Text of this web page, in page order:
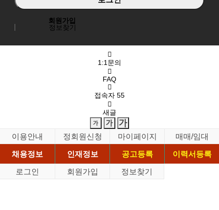
회원가입
정보찾기
1:1문의
FAQ
접속자 55
새글
이용안내 정회원신청 마이페이지
매매/임대
채용정보
인재정보 공고등록
이력서등록
로그인
회원가입 정보찾기